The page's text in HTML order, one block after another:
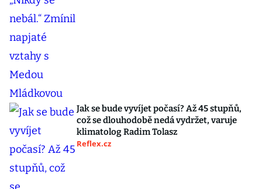
Jak se bude vyvíjet počasí? Až 45 stupňů,
což se dlouhodobě nedá vydržet, varuje
klimatolog Radim Tolasz
Reflex.cz